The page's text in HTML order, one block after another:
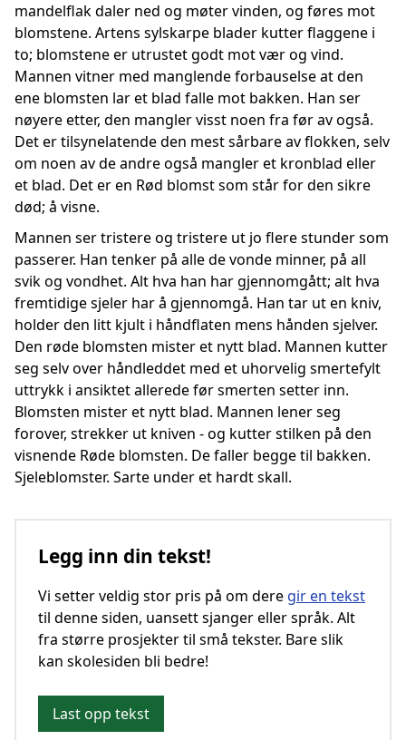
mandelflak daler ned og møter vinden, og føres mot
blomstene. Artens sylskarpe blader kutter flaggene i
to; blomstene er utrustet godt mot vær og vind.
Mannen vitner med manglende forbauselse at den
ene blomsten lar et blad falle mot bakken. Han ser
nøyere etter, den mangler visst noen fra før av også.
Det er tilsynelatende den mest sårbare av flokken, selv
om noen av de andre også mangler et kronblad eller
et blad. Det er en Rød blomst som står for den sikre
død; å visne.
Mannen ser tristere og tristere ut jo flere stunder som
passerer. Han tenker på alle de vonde minner, på all
svik og vondhet. Alt hva han har gjennomgått; alt hva
fremtidige sjeler har å gjennomgå. Han tar ut en kniv,
holder den litt kjult i håndflaten mens hånden sjelver.
Den røde blomsten mister et nytt blad. Mannen kutter
seg selv over håndleddet med et uhorvelig smertefylt
uttrykk i ansiktet allerede før smerten setter inn.
Blomsten mister et nytt blad. Mannen lener seg
forover, strekker ut kniven - og kutter stilken på den
visnende Røde blomsten. De faller begge til bakken.
Sjeleblomster. Sarte under et hardt skall.
Legg inn din tekst!
Vi setter veldig stor pris på om dere gir en tekst
til denne siden, uansett sjanger eller språk. Alt
fra større prosjekter til små tekster. Bare slik
kan skolesiden bli bedre!
Last opp tekst